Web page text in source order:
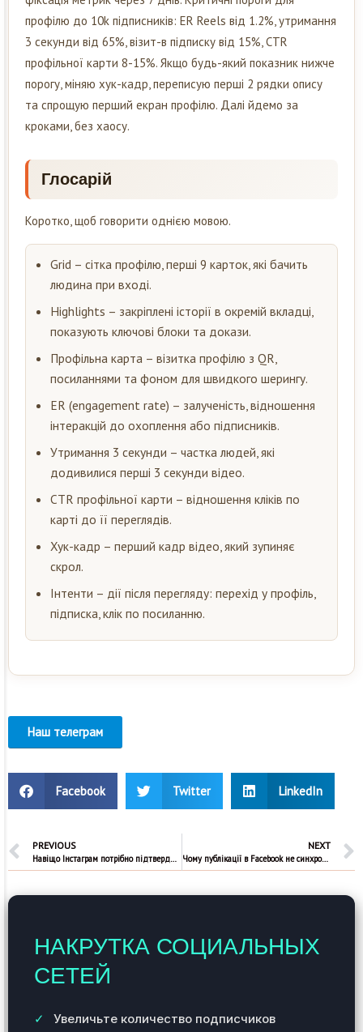
профілю до 10k підписників: ER Reels від 1.2%, утримання
3 секунди від 65%, візит-в підписку від 15%, CTR
профільної карти 8-15%. Якщо будь-який показник нижче
порогу, міняю хук-кадр, переписую перші 2 рядки опису
та спрощую перший екран профілю. Далі йдемо за
кроками, без хаосу.
Глосарій
Коротко, щоб говорити однією мовою.
Grid – сітка профілю, перші 9 карток, які бачить
людина при вході.
Highlights – закріплені історії в окремій вкладці,
показують ключові блоки та докази.
Профільна карта – візитка профілю з QR,
посиланнями та фоном для швидкого шерингу.
ER (engagement rate) – залученість, відношення
інтеракцій до охоплення або підписників.
Утримання 3 секунди – частка людей, які
додивилися перші 3 секунди відео.
CTR профільної карти – відношення кліків по
карті до її переглядів.
Хук-кадр – перший кадр відео, який зупиняє
скрол.
Інтенти – дії після перегляду: перехід у профіль,
підписка, клік по посиланню.
Наш телеграм
Facebook Twitter LinkedIn
PREVIOUS
Навіщо Інстаграм потрібно підтверджувати мою особистість
NEXT
Чому публікації в Facebook не синхронізуються з Інстаграм
НАКРУТКА СОЦИАЛЬНЫХ
СЕТЕЙ
Увеличьте количество подписчиков